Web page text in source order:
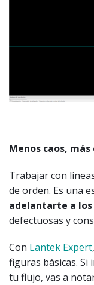
Menos caos,
Trabajar con
de orden. Es una
adelantarte a
defectuosas y
Con Lantek Expert
figuras básicas. Si
tu flujo, vas a